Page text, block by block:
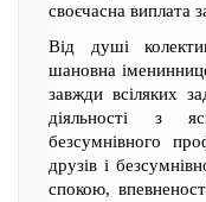
своєчасна виплата
Від душі
шановна
завжди всіляких
діяльності з
безсумнівного
друзів і
спокою,